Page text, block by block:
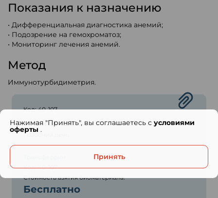
Показания к назначению
• Дифференциальная диагностика анемий;
• Подозрение на гемохроматоз;
• Мониторинг лечения анемий.
Метод
Иммунотурбидиметрия.
Код: 40-107
Сроки выполнения:
1 рабочий день
Код: 40-107
Стоимость взятия биоматериала:
Бесплатно
Нажимая "Принять", вы соглашаетесь с условиями
оферты .
Принять